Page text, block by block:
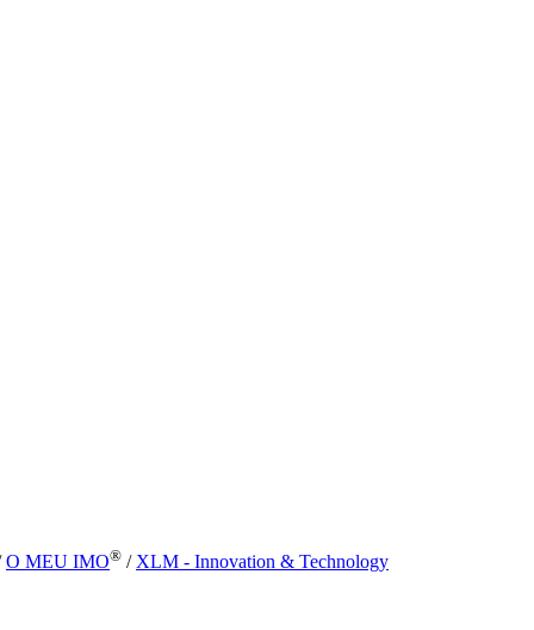
O MEU IMO® / XLM - Innovation & Technology